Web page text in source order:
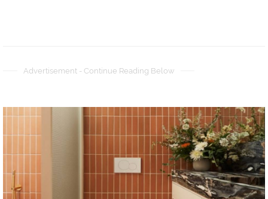
Advertisement - Continue Reading Below